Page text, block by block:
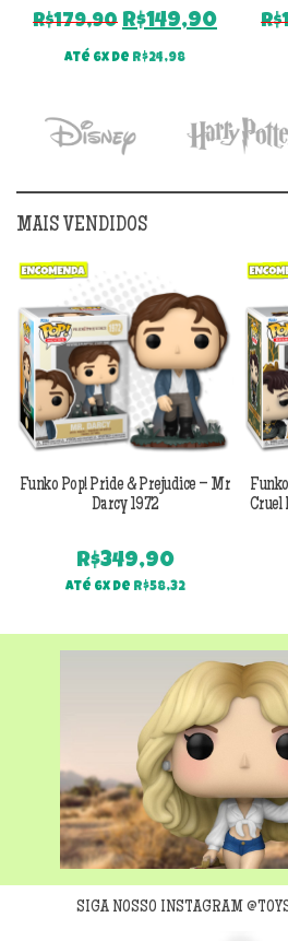
R$179,90 O
preço
original
R$179,90.
R$149,90O
Até 6x de R$24,98
R$
MAIS VENDIDOS
Funko Pop! Pride & Prejudice – Mr
Darcy 1972
R$349,90
Até 6x de R$58,32
Cruel
SIGA NOSSO INSTAGRAM